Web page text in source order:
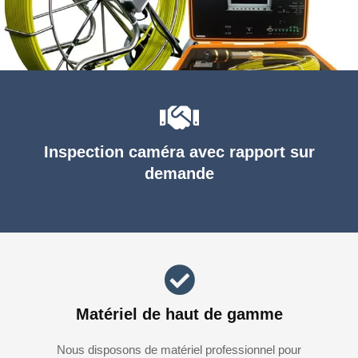
Inspection caméra avec rapport sur
demande
Matériel de haut de gamme
Nous disposons de matériel professionnel pour